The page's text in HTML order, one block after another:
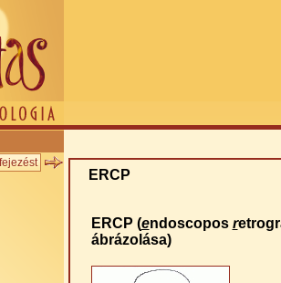
ERCP
ERCP (endoscopos r
ábrázolása)